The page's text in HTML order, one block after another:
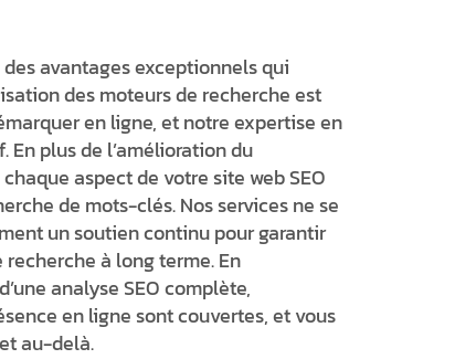
avantages exceptionnels qui
des moteurs de recherche est
en ligne, et notre expertise en
plus de l’amélioration du
aspect de votre site web SEO
de mots-clés. Nos services ne se
un soutien continu pour garantir
à long terme. En
analyse SEO complète,
en ligne sont couvertes, et vous
au-delà.